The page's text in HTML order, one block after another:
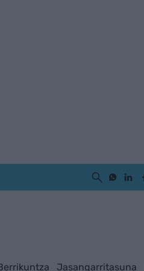
Jasangarritasuna